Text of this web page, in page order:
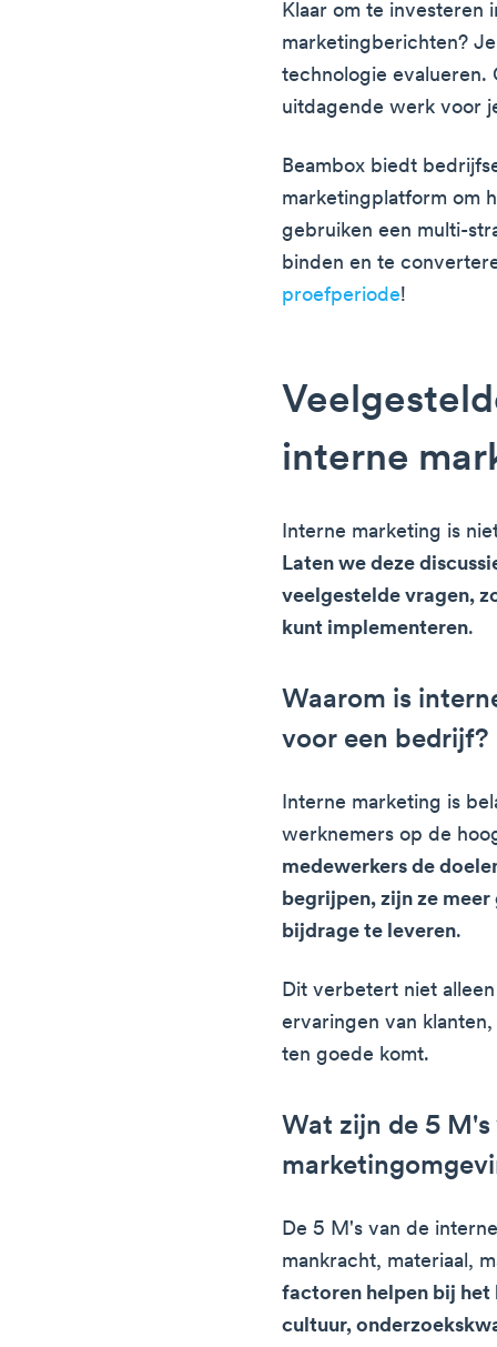
Klaar om te investeren
marketingberichten?
technologie evalueren.
uitdagende werk voor
Beambox biedt
marketingplatform om
gebruiken een multi-
binden en te
proefperiode!
interne
Interne marketing is
Laten we deze
veelgestelde vragen,
kunt implementeren.
Waarom is
voor een bedrijf?
Interne marketing is
werknemers op de
medewerkers de
begrijpen, zijn ze
bijdrage te leveren.
Dit verbetert niet
ervaringen van
ten goede komt.
Wat zijn de 5
De 5 M's van de
mankracht, materiaal,
factoren helpen bij het
cultuur,